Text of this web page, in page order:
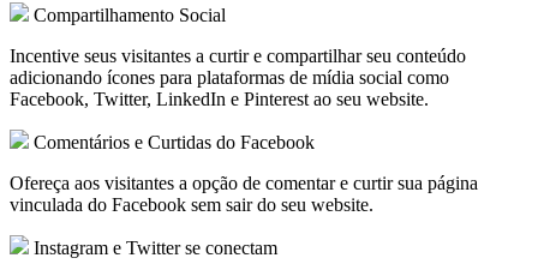
Compartilhamento Social
Incentive seus visitantes a curtir e compartilhar seu conteúdo
adicionando ícones para plataformas de mídia social como
Facebook, Twitter, LinkedIn e Pinterest ao seu website.
Comentários e Curtidas do Facebook
Ofereça aos visitantes a opção de comentar e curtir sua página
vinculada do Facebook sem sair do seu website.
Instagram e Twitter se conectam